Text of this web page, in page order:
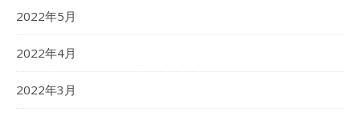
2022年5月
2022年4月
2022年3月